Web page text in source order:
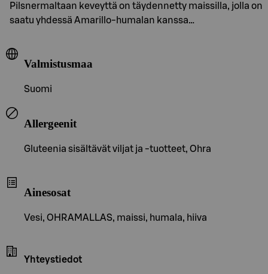
Pilsnermaltaan keveyttä on täydennetty maissilla, jolla on
saatu yhdessä Amarillo-humalan kanssa…
Valmistusmaa
Suomi
Allergeenit
Gluteenia sisältävät viljat ja -tuotteet, Ohra
Ainesosat
Vesi, OHRAMALLAS, maissi, humala, hiiva
Yhteystiedot